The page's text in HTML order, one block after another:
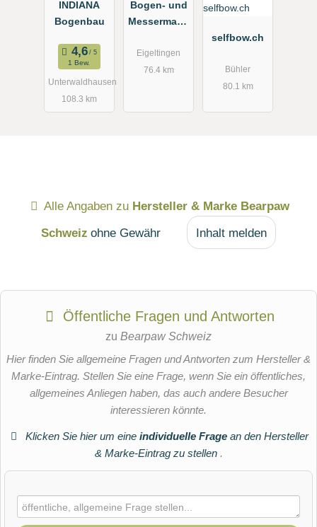
INDIANA
Bogenbau
1 Bew.
Unterwaldhausen
108.3 km
Bogen- und
Messermach
Eigeltingen
76.4 km
selfbow.ch
Bühler
80.1 km
Alle Angaben zu Hersteller & Marke Bearpaw
Schweiz ohne Gewähr Inhalt melden
Öffentliche Fragen und Antworten
zu Bearpaw Schweiz
Hier finden Sie allgemeine Fragen und Antworten zum Hersteller &
Marke-Eintrag. Stellen Sie eine Frage, wenn Sie ein öffentliches,
allgemeines Anliegen haben, das auch andere Besucher
interessieren könnte.
Klicken Sie hier um eine individuelle Fragean den Hersteller
& Marke-Eintrag zu stellen .